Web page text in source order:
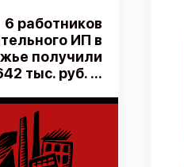
6 работников
ИП в
получили
тыс. руб. ...